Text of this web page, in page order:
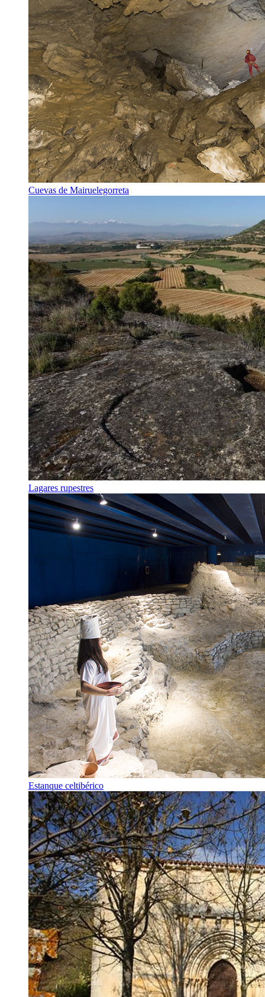
Cuevas de Mairuelegorreta
Lagares rupestres
Estanque celtibérico